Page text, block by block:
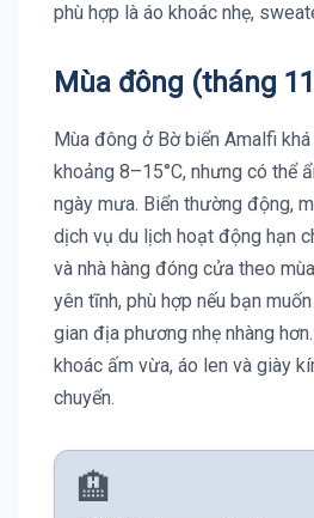
phù hợp là áo khoác nhẹ,
Mùa đông (tháng
Mùa đông ở Bờ biển Amalfi
khoảng 8–15°C, nhưng có thể
ngày mưa. Biển thường động,
dịch vụ du lịch hoạt động hạn
và nhà hàng đóng cửa theo
yên tĩnh, phù hợp nếu bạn
gian địa phương nhẹ nhàng
khoác ấm vừa, áo len và giày
chuyển.
🏨